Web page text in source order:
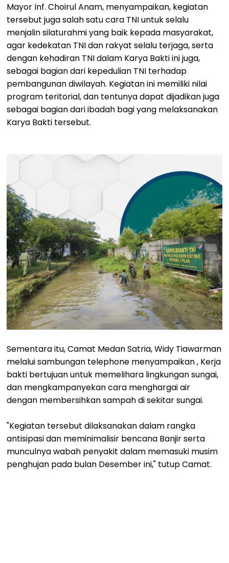
Mayor Inf. Choirul Anam, menyampaikan, kegiatan
tersebut juga salah satu cara TNI untuk selalu
menjalin silaturahmi yang baik kepada masyarakat,
agar kedekatan TNI dan rakyat selalu terjaga, serta
dengan kehadiran TNI dalam Karya Bakti ini juga,
sebagai bagian dari kepedulian TNI terhadap
pembangunan diwilayah. Kegiatan ini memiliki nilai
program teritorial, dan tentunya dapat dijadikan juga
sebagai bagian dari ibadah bagi yang melaksanakan
Karya Bakti tersebut.
Sementara itu, Camat Medan Satria, Widy Tiawarman
melalui sambungan telephone menyampaikan , Kerja
bakti bertujuan untuk memelihara lingkungan sungai,
dan mengkampanyekan cara menghargai air
dengan membersihkan sampah di sekitar sungai.
"Kegiatan tersebut dilaksanakan dalam rangka
antisipasi dan meminimalisir bencana Banjir serta
munculnya wabah penyakit dalam memasuki musim
penghujan pada bulan Desember ini," tutup Camat.